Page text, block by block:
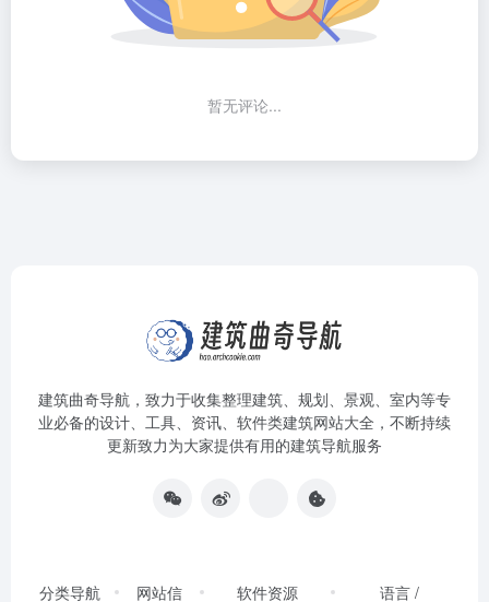
暂无评论...
建筑曲奇导航 ，致力于收集整理建筑、规划、景观、室内等专
业必备的设计、工具、资讯、软件类建筑网站大全，不断持续
更新致力为大家提供有用的建筑导航服务
分类导航 网站信 软件资源 语言 /